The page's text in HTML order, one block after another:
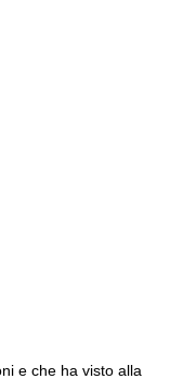
e che ha visto alla